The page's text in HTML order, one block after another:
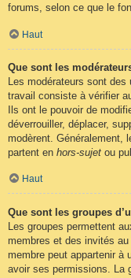
forums, selon ce que le
Haut
Que sont les
Les modérateurs sont des
travail consiste à vérifier
Ils ont le pouvoir de
déverrouiller, déplacer,
modèrent. Généralement,
partent en hors-sujet ou
Haut
Que sont les groupes
Les groupes permettent
membres et des invités
membre peut appartenir à
avoir ses permissions. La